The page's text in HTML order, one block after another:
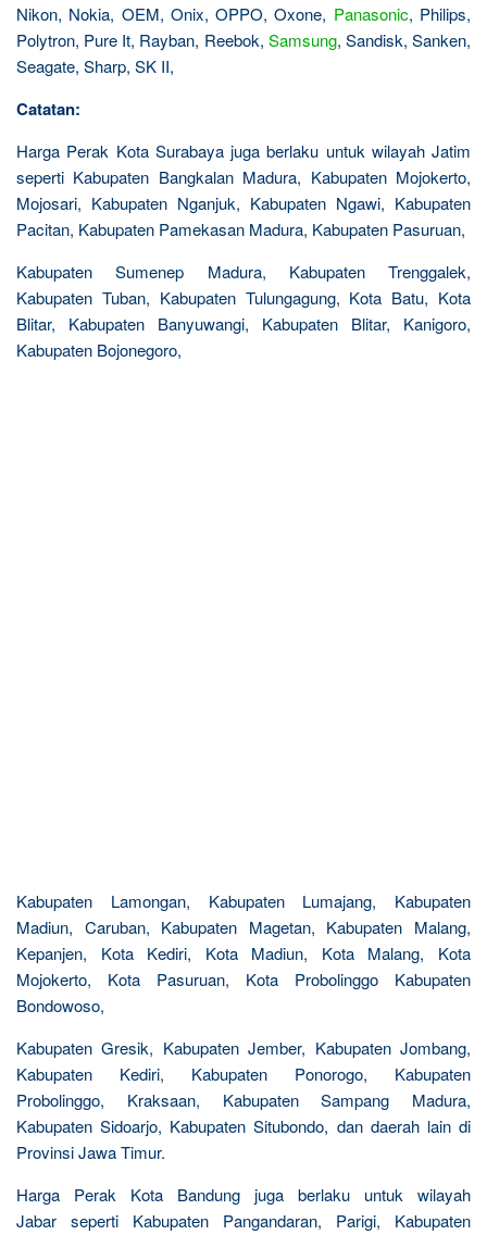
Nikon, Nokia, OEM, Onix, OPPO, Oxone, Panasonic, Philips,
Polytron, Pure It, Rayban, Reebok, Samsung, Sandisk, Sanken,
Seagate, Sharp, SK II,
Catatan:
Harga Perak Kota Surabaya juga berlaku untuk wilayah Jatim
seperti Kabupaten Bangkalan Madura, Kabupaten Mojokerto,
Mojosari, Kabupaten Nganjuk, Kabupaten Ngawi, Kabupaten
Pacitan, Kabupaten Pamekasan Madura, Kabupaten Pasuruan,
Kabupaten Sumenep Madura, Kabupaten Trenggalek,
Kabupaten Tuban, Kabupaten Tulungagung, Kota Batu, Kota
Blitar, Kabupaten Banyuwangi, Kabupaten Blitar, Kanigoro,
Kabupaten Bojonegoro,
Kabupaten Lamongan, Kabupaten Lumajang, Kabupaten
Madiun, Caruban, Kabupaten Magetan, Kabupaten Malang,
Kepanjen, Kota Kediri, Kota Madiun, Kota Malang, Kota
Mojokerto, Kota Pasuruan, Kota Probolinggo Kabupaten
Bondowoso,
Kabupaten Gresik, Kabupaten Jember, Kabupaten Jombang,
Kabupaten Kediri, Kabupaten Ponorogo, Kabupaten
Probolinggo, Kraksaan, Kabupaten Sampang Madura,
Kabupaten Sidoarjo, Kabupaten Situbondo, dan daerah lain di
Provinsi Jawa Timur.
Harga Perak Kota Bandung juga berlaku untuk wilayah
Jabar seperti Kabupaten Pangandaran, Parigi, Kabupaten